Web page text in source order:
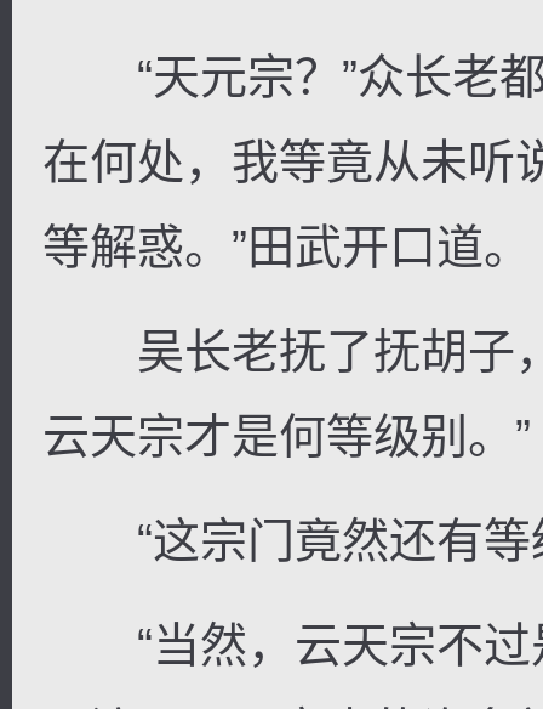
“天元宗？”众长老都
在何处，我等竟从未听
等解惑。”田武开口道。
吴长老抚了抚胡子，
云天宗才是何等级别。”
“这宗门竟然还有等
“当然，云天宗不过